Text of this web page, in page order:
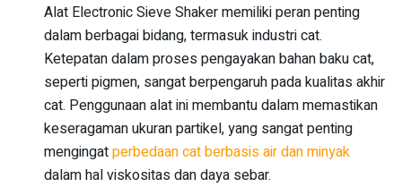
Alat Electronic Sieve Shaker memiliki peran penting
dalam berbagai bidang, termasuk industri cat.
Ketepatan dalam proses pengayakan bahan baku cat,
seperti pigmen, sangat berpengaruh pada kualitas akhir
cat. Penggunaan alat ini membantu dalam memastikan
keseragaman ukuran partikel, yang sangat penting
mengingatperbedaan cat berbasis air dan minyak
dalam hal viskositas dan daya sebar.